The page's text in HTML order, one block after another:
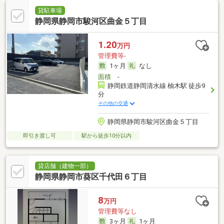
貸駐車場
静岡県静岡市駿河区曲金５丁目
1.20万円
管理費等-
1ヶ月
なし
面積-
静岡鉄道静岡清水線 柚木駅 徒歩9
分
その他の交通
静岡県静岡市駿河区曲金５丁目
即引き渡し可 駅から徒歩10分以内
貸店舗（建物一部）
静岡県静岡市葵区千代田６丁目
8万円
管理費等なし
3ヶ月
1ヶ月